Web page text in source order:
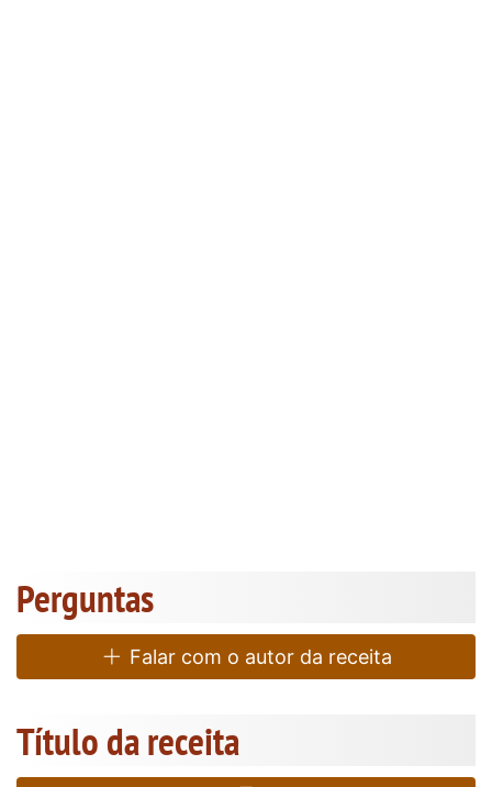
Perguntas
Falar com o autor da receita
Título da receita